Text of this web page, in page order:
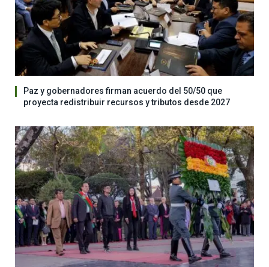
Paz y gobernadores firman acuerdo del 50/50 que
proyecta redistribuir recursos y tributos desde 2027